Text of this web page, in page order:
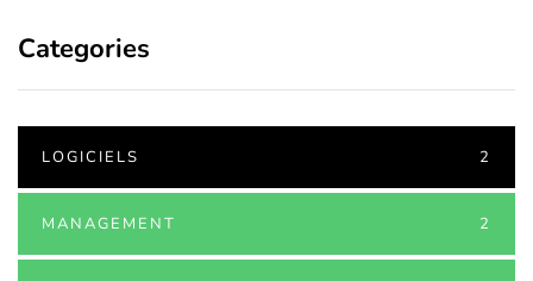
Categories
LOGICIELS 2
MANAGEMENT 2